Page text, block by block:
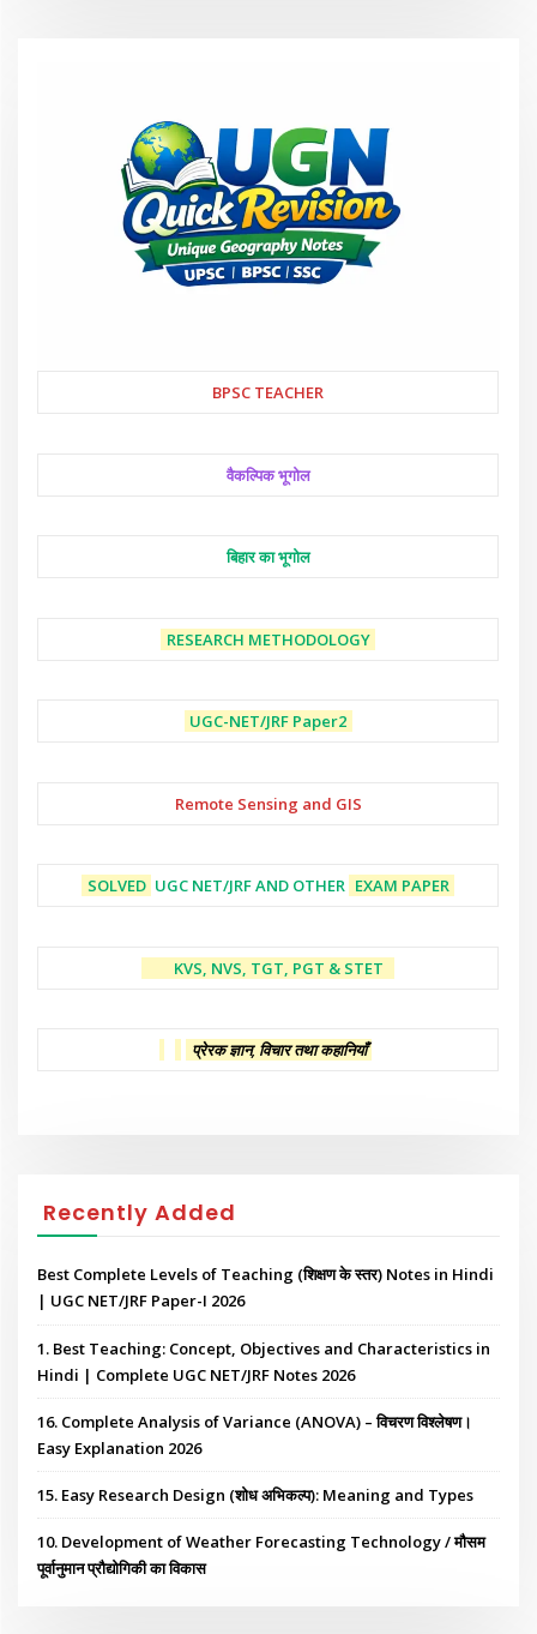
BPSC TEACHER
वैकल्पिक भूगोल
बिहार का भूगोल
RESEARCH METHODOLOGY
UGC-NET/JRF Paper2
Remote Sensing and GIS
SOLVED UGC NET/JRF AND OTHER EXAM PAPER
KVS, NVS, TGT, PGT & STET
प्रेरक ज्ञान, विचार तथा कहानियाँ
Recently Added
Best Complete Levels of Teaching (शिक्षण के स्तर) Notes in Hindi
| UGC NET/JRF Paper-I 2026
1. Best Teaching: Concept, Objectives and Characteristics in
Hindi | Complete UGC NET/JRF Notes 2026
16. Complete Analysis of Variance (ANOVA) – विचरण विश्लेषण।
Easy Explanation 2026
15. Easy Research Design (शोध अभिकल्प): Meaning and Types
10. Development of Weather Forecasting Technology / मौसम
पूर्वानुमान प्रौद्योगिकी का विकास